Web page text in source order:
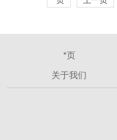
*页
关于我们